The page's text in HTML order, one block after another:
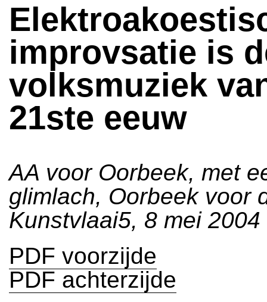
improvsatie is
volksmuziek
21ste eeuw
AA voor Oorbeek, met
glimlach, Oorbeek voor
Kunstvlaai5, 8 mei 2004
PDF voorzijde
PDF achterzijde